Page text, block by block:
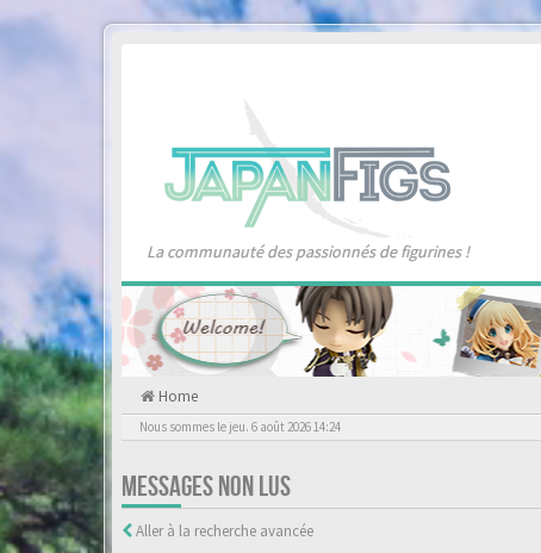
La communauté des passionnés de figurines !
Home
Nous sommes le jeu. 6 août 2026 14:24
MESSAGES NON LUS
Aller à la recherche avancée